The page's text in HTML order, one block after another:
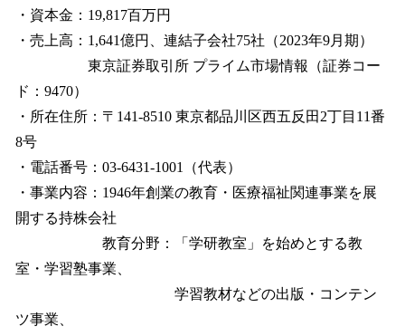
・資本金：19,817百万円
・売上高：1,641億円、連結子会社75社（2023年9月期）
東京証券取引所 プライム市場情報（証券コー
ド：9470）
・所在住所：〒141-8510 東京都品川区西五反田2丁目11番
8号
・電話番号：03-6431-1001（代表）
・事業内容：1946年創業の教育・医療福祉関連事業を展
開する持株会社
教育分野：「学研教室」を始めとする教
室・学習塾事業、
学習教材などの出版・コンテン
ツ事業、